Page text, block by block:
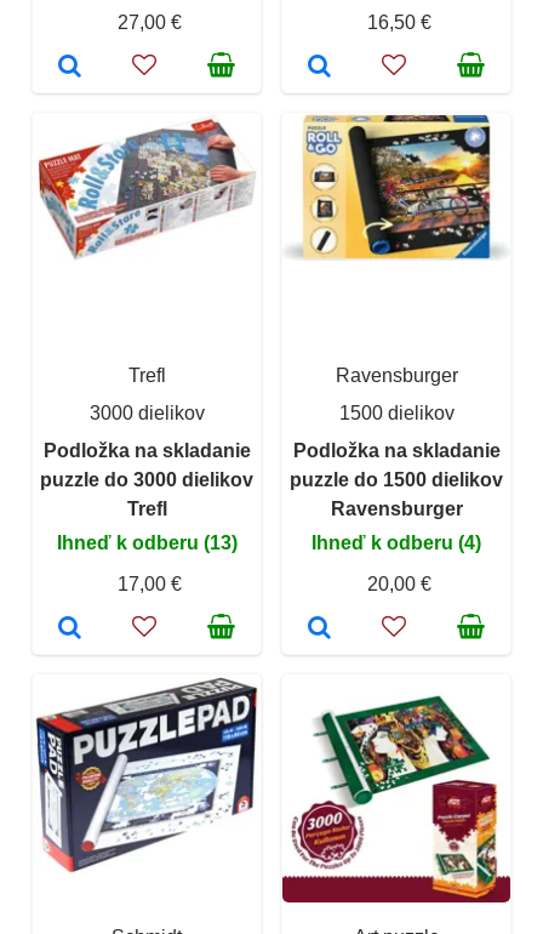
27,00 €
16,50 €
Trefl
3000 dielikov
Podložka na skladanie
puzzle do 3000 dielikov
Trefl
Ihneď k odberu (13)
17,00 €
Ravensburger
1500 dielikov
Podložka na skladanie
puzzle do 1500 dielikov
Ravensburger
Ihneď k odberu (4)
20,00 €